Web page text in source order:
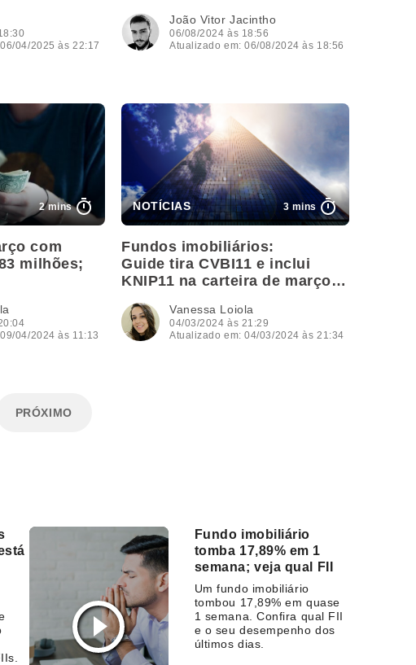
04/2025 às 22:17
João Vitor Jacintho
06/08/2024 às 18:56
Atualizado em: 06/08/2024 às 18:56
2 mins
com
milhões;
04/2024 às 11:13
3 mins
Fundos imobiliários:
Guide tira CVBI11 e inclui
KNIP11 na carteira de março;
Vanessa Loiola
04/03/2024 às 21:29
Atualizado em: 04/03/2024 às 21:34
PRÓXIMO
Fundo imobiliário
tomba 17,89% em 1
semana; veja qual FII
Um fundo imobiliário
tombou 17,89% em quase
1 semana. Confira qual FII
e o seu desempenho dos
últimos dias.